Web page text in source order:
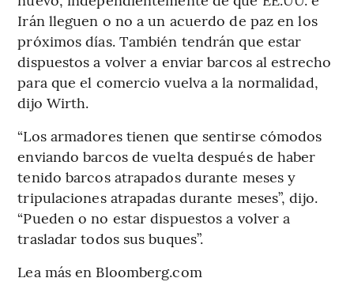
Irán lleguen o no a un acuerdo de paz en los
próximos días. También tendrán que estar
dispuestos a volver a enviar barcos al estrecho
para que el comercio vuelva a la normalidad,
dijo Wirth.
“Los armadores tienen que sentirse cómodos
enviando barcos de vuelta después de haber
tenido barcos atrapados durante meses y
tripulaciones atrapadas durante meses”, dijo.
“Pueden o no estar dispuestos a volver a
trasladar todos sus buques”.
Lea más en Bloomberg.com